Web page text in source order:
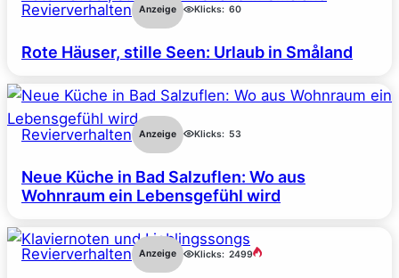
Revierverhalten Anzeige Klicks: 60
Rote Häuser, stille Seen: Urlaub in Småland
Revierverhalten Anzeige Klicks: 53
Neue Küche in Bad Salzuflen: Wo aus
Wohnraum ein Lebensgefühl wird
Revierverhalten Anzeige Klicks: 2499